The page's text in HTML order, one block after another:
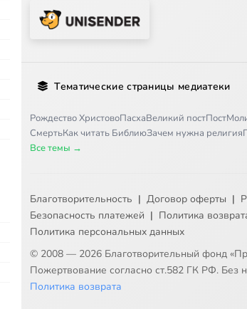
Тематические страницы медиатеки
Рождество ХристовоПасхаВеликий постПост
СмертьКак читать БиблиюЗачем нужна религия
Все темы →
Благотворительность | Договор оферты |
Безопасность платежей | Политика
Политика персональных данных
© 2008 — 2026 Благотворительный фонд
Пожертвование согласно ст.582 ГК РФ. Без
Политика возврата